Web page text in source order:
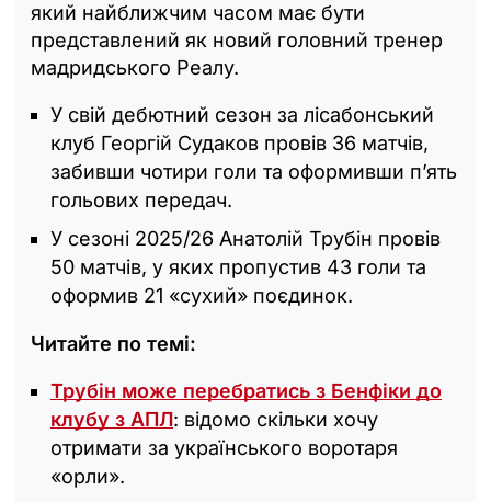
який найближчим часом має бути
представлений як новий головний тренер
мадридського Реалу.
У свій дебютний сезон за лісабонський
клуб Георгій Судаков провів 36 матчів,
забивши чотири голи та оформивши п’ять
гольових передач.
У сезоні 2025/26 Анатолій Трубін провів
50 матчів, у яких пропустив 43 голи та
оформив 21 «сухий» поєдинок.
Читайте по темі:
Трубін може перебратись з Бенфіки до
клубу з АПЛ: відомо скільки хочу
отримати за українського воротаря
«орли».